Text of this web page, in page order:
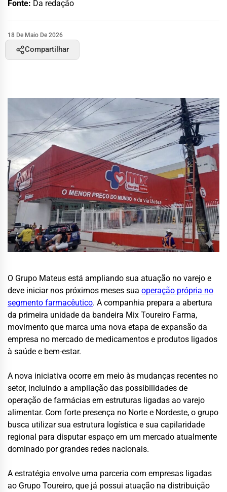
Fonte: Da redação
18 De Maio De 2026
Compartilhar
O Grupo Mateus está ampliando sua atuação no varejo e
deve iniciar nos próximos meses sua operação própria no
segmento farmacêutico. A companhia prepara a abertura
da primeira unidade da bandeira Mix Toureiro Farma,
movimento que marca uma nova etapa de expansão da
empresa no mercado de medicamentos e produtos ligados
à saúde e bem-estar.
A nova iniciativa ocorre em meio às mudanças recentes no
setor, incluindo a ampliação das possibilidades de
operação de farmácias em estruturas ligadas ao varejo
alimentar. Com forte presença no Norte e Nordeste, o grupo
busca utilizar sua estrutura logística e sua capilaridade
regional para disputar espaço em um mercado atualmente
dominado por grandes redes nacionais.
A estratégia envolve uma parceria com empresas ligadas
ao Grupo Toureiro, que já possui atuação na distribuição